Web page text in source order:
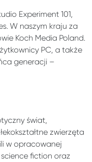
Experiment 101,
W naszym kraju za
Koch Media Poland.
PC, a także
generacji –
świat,
zwierzęta
w opracowanej
fiction oraz